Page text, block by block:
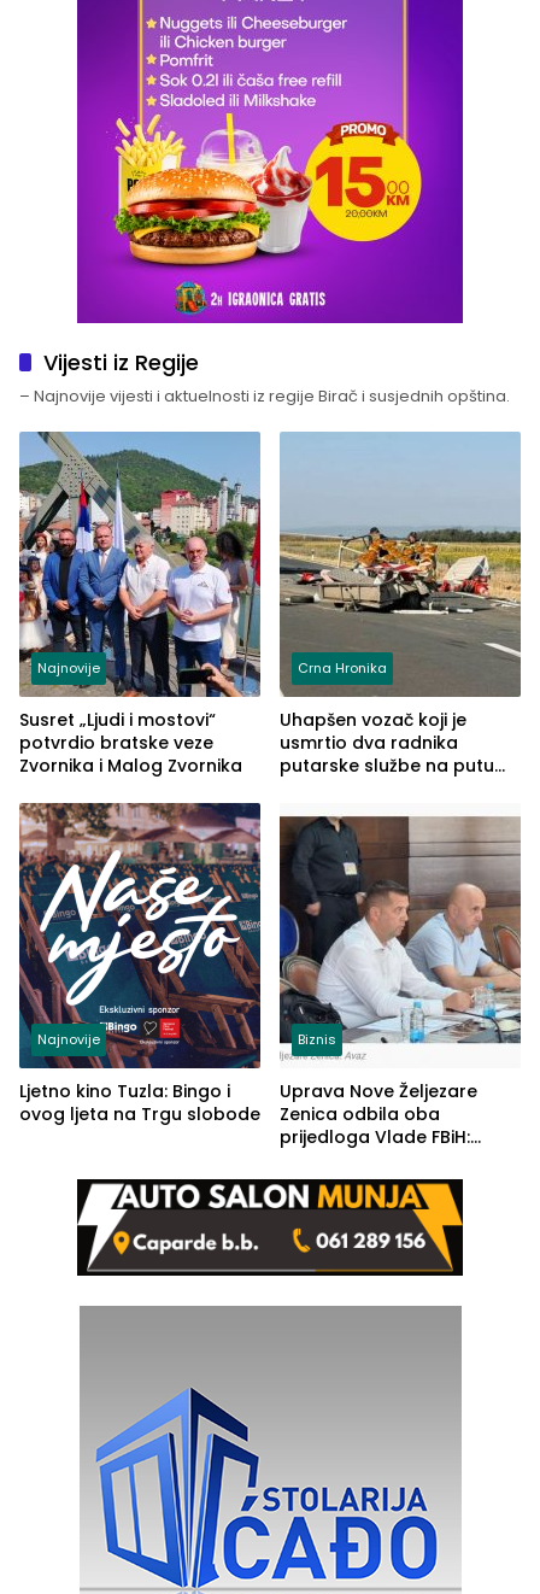
Vijesti iz Regije
– Najnovije vijesti i aktuelnosti iz regije Birač i susjednih opština.
Najnovije
Susret „Ljudi i mostovi“
potvrdio bratske veze
Zvornika i Malog Zvornika
Crna Hronika
Uhapšen vozač koji je
usmrtio dva radnika
putarske službe na putu
(FOTO)
Najnovije
Ljetno kino Tuzla: Bingo i
ovog ljeta na Trgu slobode
Biznis
Uprava Nove Željezare
Zenica odbila oba
prijedloga Vlade FBiH:
rješenje